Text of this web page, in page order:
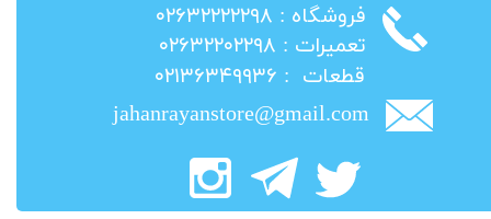
​فروشگاه : ۰۲۶۳۲۲۲۲۲۹۸
​تعمیرات : ۰۲۶۳۲۲۰۲۲۹۸
​قطعات : ۰۲۱۳۶۳۴۹۹۳۶
jahanrayanstore@gmail.com